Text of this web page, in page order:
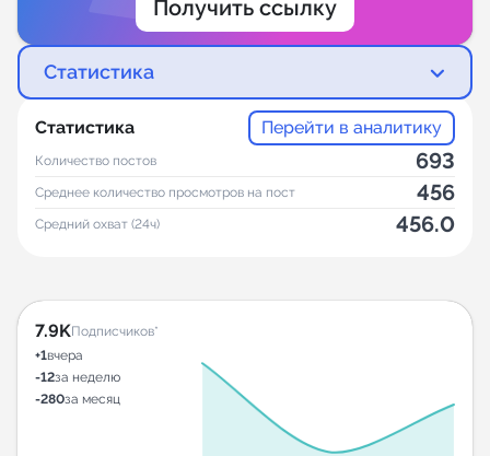
Получить ссылку
Статистика
Статистика Перейти в аналитику
Количество постов 693
Среднее количество просмотров на пост 456
Средний охват (24ч) 456.0
7.9KПодписчиков*
+1вчера
-12за неделю
-280за месяц